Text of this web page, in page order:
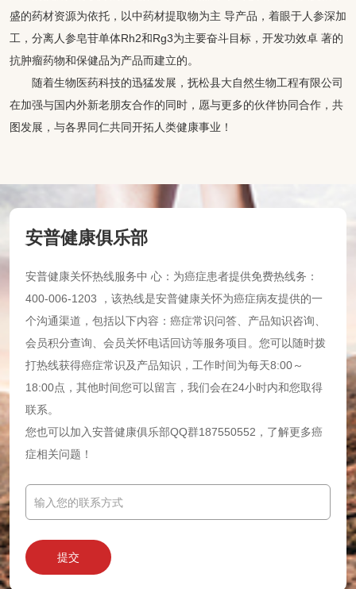
盛的药材资源为依托，以中药材提取物为主 导产品，着眼于人参深加
工，分离人参皂苷单体Rh2和Rg3为主要奋斗目标，开发功效卓 著的
抗肿瘤药物和保健品为产品而建立的。
随着生物医药科技的迅猛发展，抚松县大自然生物工程有限公司
在加强与国内外新老朋友合作的同时，愿与更多的伙伴协同合作，共
图发展，与各界同仁共同开拓人类健康事业！
安普健康俱乐部
安普健康关怀热线服务中 心：为癌症患者提供免费热线务：
400-006-1203 ，该热线是安普健康关怀为癌症病友提供的一
个沟通渠道，包括以下内容：癌症常识问答、产品知识咨询、
会员积分查询、会员关怀电话回访等服务项目。您可以随时拨
打热线获得癌症常识及产品知识，工作时间为每天8:00～
18:00点，其他时间您可以留言，我们会在24小时内和您取得
联系。
您也可以加入安普健康俱乐部QQ群187550552，了解更多癌
症相关问题！
提交